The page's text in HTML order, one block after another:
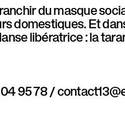
du masque
domestiques. Et
libératrice : la
95 78 /